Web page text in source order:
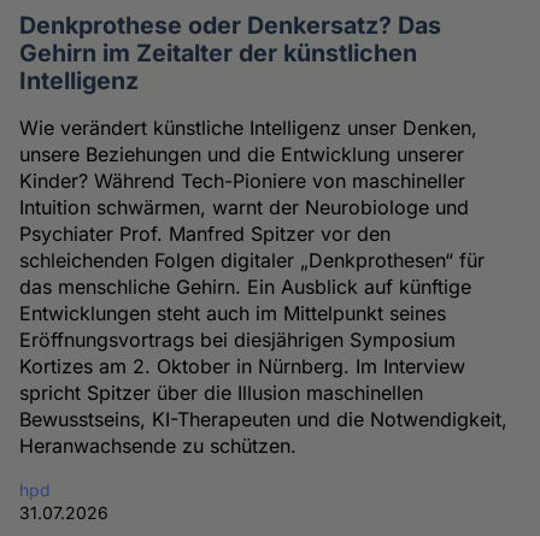
Denkprothese oder Denkersatz? Das
Gehirn im Zeitalter der künstlichen
Intelligenz
Wie verändert künstliche Intelligenz unser Denken,
unsere Beziehungen und die Entwicklung unserer
Kinder? Während Tech-Pioniere von maschineller
Intuition schwärmen, warnt der Neurobiologe und
Psychiater Prof. Manfred Spitzer vor den
schleichenden Folgen digitaler „Denkprothesen“ für
das menschliche Gehirn. Ein Ausblick auf künftige
Entwicklungen steht auch im Mittelpunkt seines
Eröffnungsvortrags bei diesjährigen Symposium
Kortizes am 2. Oktober in Nürnberg. Im Interview
spricht Spitzer über die Illusion maschinellen
Bewusstseins, KI-Therapeuten und die Notwendigkeit,
Heranwachsende zu schützen.
hpd
31.07.2026